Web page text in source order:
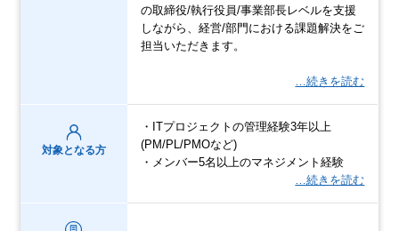
の取締役/執行役員/事業部長レベルを支援
しながら、経営/部門における課題解決をご
担当いただきます。
…続きを読む
対象となる方
・ITプロジェクトの管理経験3年以上
(PM/PL/PMOなど)
・メンバー5名以上のマネジメント経験
…続きを読む